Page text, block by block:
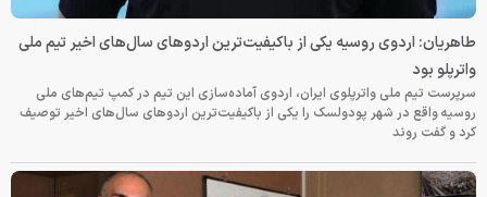
طاهریان: اردوی روسیه یکی از باکیفیت‌ترین اردوهای سال‌های اخیر تیم ملی
واترپلو بود
سرپرست تیم ملی واترپلوی ایران، اردوی آماده‌سازی این تیم در کمپ تیم‌های ملی
روسیه واقع در شهر پودولسک را یکی از باکیفیت‌ترین اردوهای سال‌های اخیر توصیف
کرد و گفت روند